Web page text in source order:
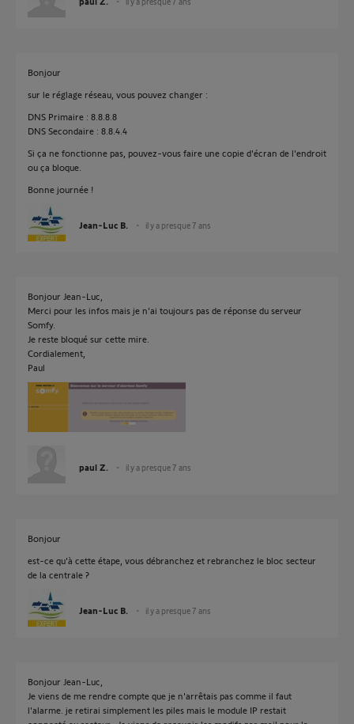
Bonjour
sur le réglage réseau, vous pouvez changer :
DNS Primaire : 8.8.8.8
DNS Secondaire : 8.8.4.4
Si ça ne fonctionne pas, pouvez-vous faire une copie d'écran de l'endroit
ou ça bloque.
Bonne journée !
Jean-Luc B. il y a presque 7 ans
Bonjour Jean-Luc,
Merci pour les infos mais je n'ai toujours pas de réponse du serveur
Somfy.
Je reste bloqué sur cette mire.
Cordialement,
Paul
paul Z. il y a presque 7 ans
Bonjour
est-ce qu'à cette étape, vous débranchez et rebranchez le bloc secteur
de la centrale ?
Jean-Luc B. il y a presque 7 ans
Bonjour Jean-Luc,
Je viens de me rendre compte que je n'arrêtais pas comme il faut
l'alarme. je retirai simplement les piles mais le module IP restait